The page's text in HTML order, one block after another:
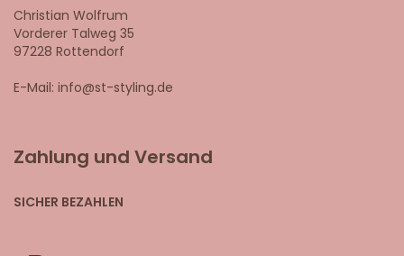
Christian Wolfrum
Vorderer Talweg 35
97228 Rottendorf
E-Mail: info@st-styling.de
Zahlung und Versand
SICHER BEZAHLEN